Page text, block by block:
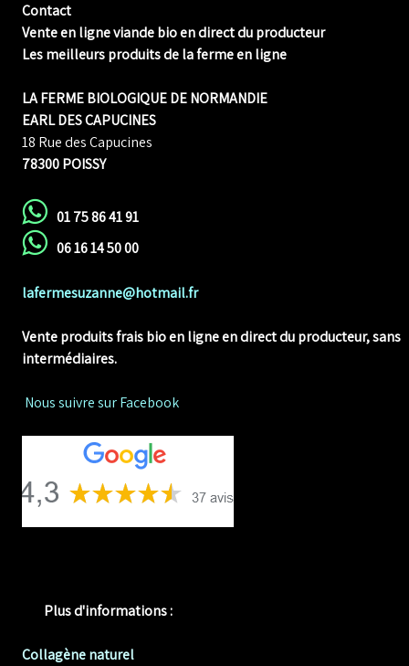
Contact
Vente en ligne viande bio en direct du producteur
Les meilleurs produits de la ferme en ligne
LA FERME BIOLOGIQUE DE NORMANDIE
EARL DES CAPUCINES
18 Rue des Capucines
78300 POISSY
01 75 86 41 91
06 16 14 50 00
lafermesuzanne@hotmail.fr
Vente produits frais bio en ligneen direct du producteur, sans
intermédiaires.
Nous suivre sur Facebook
Plus d'informations :
Collagène naturel